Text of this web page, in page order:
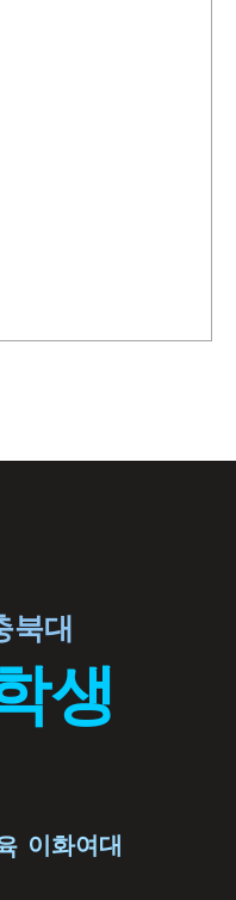
생
북대
이화여대